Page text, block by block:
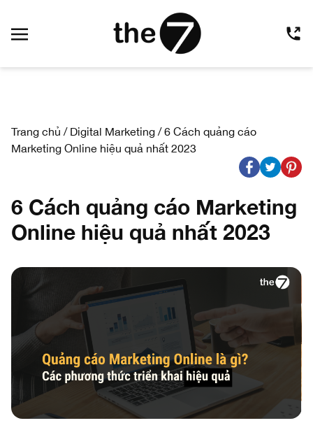
Trang chủ / Digital Marketing /6 Cách quảng cáo
Marketing Online hiệu quả nhất 2023
6 Cách quảng cáo Marketing
Online hiệu quả nhất 2023